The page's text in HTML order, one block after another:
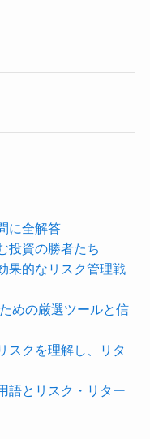
に全解答
投資の勝者たち
果的なリスク管理戦
めの厳選ツールと信
スクを理解し、リタ
語とリスク・リター